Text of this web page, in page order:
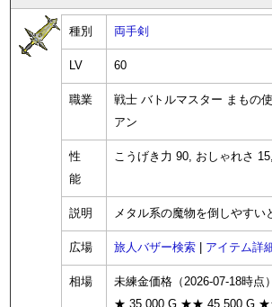
種別 両手剣
LV 60
職業
戦士 バトルマスター まもの
アン
性
能
こうげき力 90, おしゃれさ
説明 メタル系の魔物を倒しやすい
広場 旅人バザー検索 アイテム詳
相場
未練金価格（2026-07-18時点）